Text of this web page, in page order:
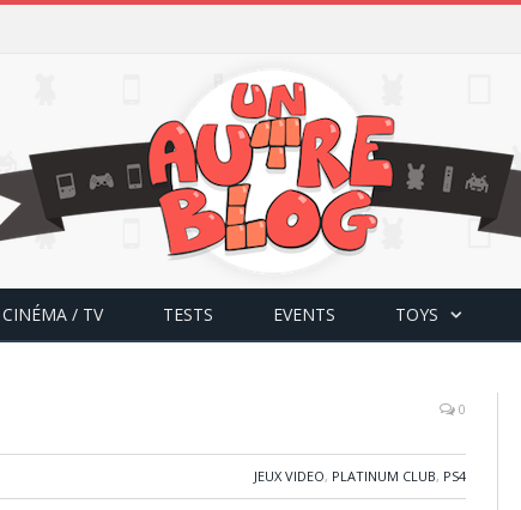
CINÉMA / TV TESTS EVENTS TOYS
0
JEUX VIDEO, PLATINUM CLUB, PS4